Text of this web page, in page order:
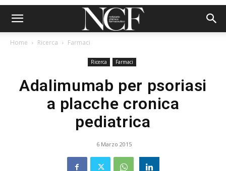
Home Ricerca Farmaci
Ricerca Farmaci
Adalimumab per psoriasi
a placche cronica
pediatrica
6 Marzo 2015